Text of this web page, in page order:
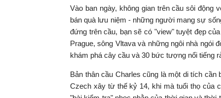
Vào ban ngày, không gian trên cầu sôi
bán quà lưu niệm - những người mang sự
đứng trên cầu, bạn sẽ có "view" tuyệt đẹp
Prague, sông Vltava và những ngôi nhà ngói
khám phá cây cầu và 30 bức tượng nổi tiếng
Bản thân cầu Charles cũng là một di tích
Czech xây từ thế kỷ 14, khi mà tuổi thọ của